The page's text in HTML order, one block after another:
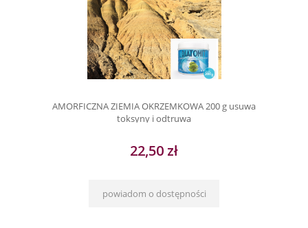
AMORFICZNA ZIEMIA OKRZEMKOWA 200 g usuwa
toksyny i odtruwa
22,50 zł
powiadom o dostępności